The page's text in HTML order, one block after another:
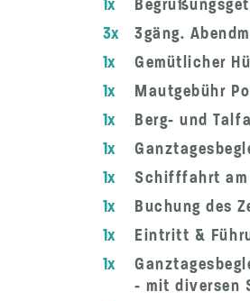
1x
3x
3gäng.
1x
Gemütlicher
1x
Mautgebühr
1x
Berg- und
1x
1x
Schifffahrt
1x
Buchung des
1x
Eintritt &
1x
- mit diversen